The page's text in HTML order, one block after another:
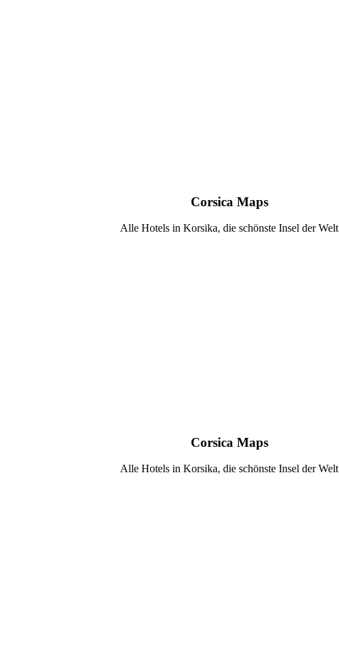
Corsica Maps
Alle Hotels in Korsika, die schönste Insel der Welt
Corsica Maps
Alle Hotels in Korsika, die schönste Insel der Welt